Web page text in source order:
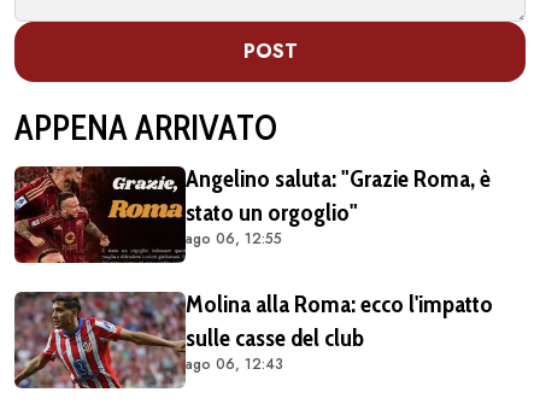
POST
APPENA ARRIVATO
Angelino saluta: "Grazie Roma, è
stato un orgoglio"
ago 06, 12:55
Molina alla Roma: ecco l'impatto
sulle casse del club
ago 06, 12:43